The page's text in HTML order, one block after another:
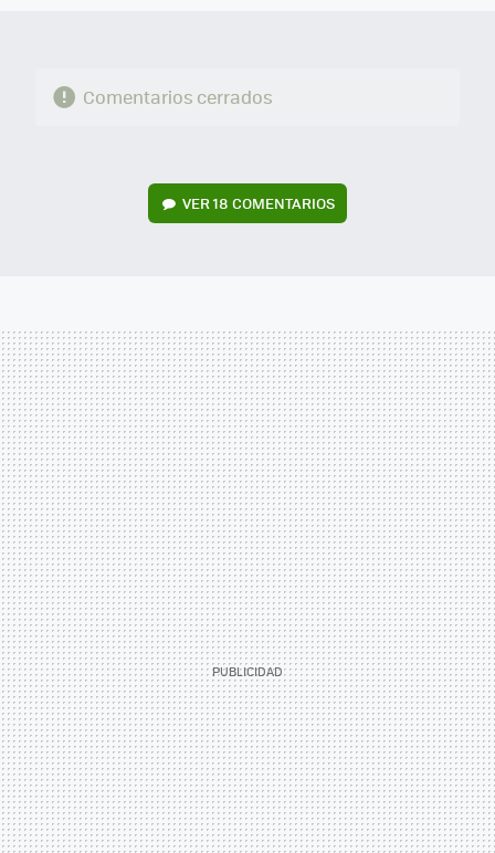
Comentarios cerrados
VER18 COMENTARIOS